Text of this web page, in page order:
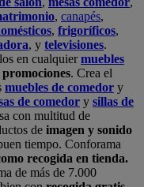
, canapés,
, frigoríficos,
, y televisiones.
en cualquiermuebles
. Crea el
muebles de comedor y
de comedor y sillas de
con multitud de
de imagen y sonido
tiempo. Conforama
recogida en tienda.
de más de 7.000